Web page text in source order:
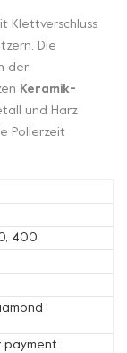
Klettverschluss
Die
der
Keramik-
und Harz
Polierzeit
400
payment